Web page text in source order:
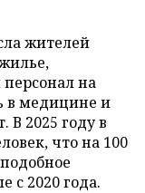
жителей
на
в медицине и
В 2025 году в
что на 100
с 2020 года.